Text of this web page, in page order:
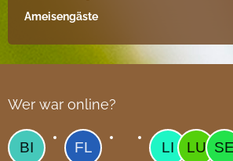
Ameisengäste
Wer war online?